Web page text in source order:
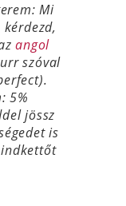
Mi
angol
szóval
5%
jössz
is